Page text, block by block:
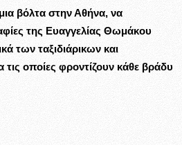
βόλτα στην Αθήνα, να
της Ευαγγελίας Θωμάκου
των ταξιδιάρικων και
τις οποίες φροντίζουν κάθε βράδυ